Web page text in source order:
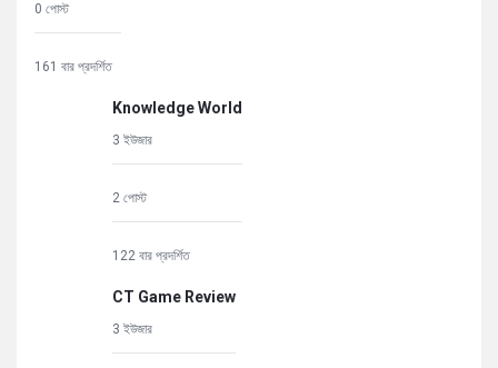
0 পোস্ট
161 বার প্রদর্শিত
Knowledge World
3 ইউজার
2 পোস্ট
122 বার প্রদর্শিত
CT Game Review
3 ইউজার